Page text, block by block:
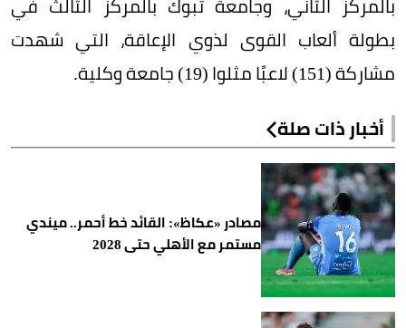
بطولة ألعاب القوى لذوي الإعاقة، التي شهدت
مشاركة (151) لاعبًا مثلوا (19) جامعة وكلية.
أخبار ذات صلة
مصادر «عكاظ»: القائد خط أحمر.. ميندي
مستمر مع الأهلي حتى 2028